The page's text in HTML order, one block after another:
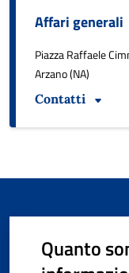
Affari generali
Piazza Raffaele
Arzano (NA)
Contatti
Quanto